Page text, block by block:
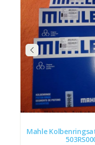
Mahle Kolbenringsatz SET 6 Porsche